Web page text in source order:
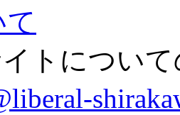
イトについ